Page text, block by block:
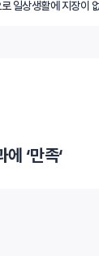
일상생활에 지장이
‘만족‘